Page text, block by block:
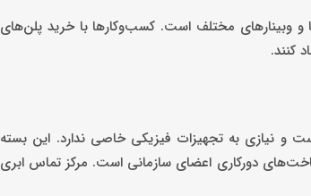
و وبینارهای مختلف است. کسب‌وکارها با خرید پلن‌های
کنند.
و نیازی به تجهیزات فیزیکی خاصی ندارد. این بسته
دورکاری اعضای سازمانی است. مرکز تماس ابری